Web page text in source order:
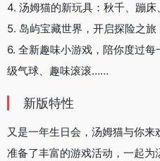
4. 汤姆猫的新玩具：秋千、蹦
5. 岛屿宝藏世界，开启探险之旅
6. 全新趣味小游戏，陪你度过
级气球、趣味滚滚……
新版特性
又是一年生日会，汤姆猫与你
准备了丰富的游戏活动，一起为